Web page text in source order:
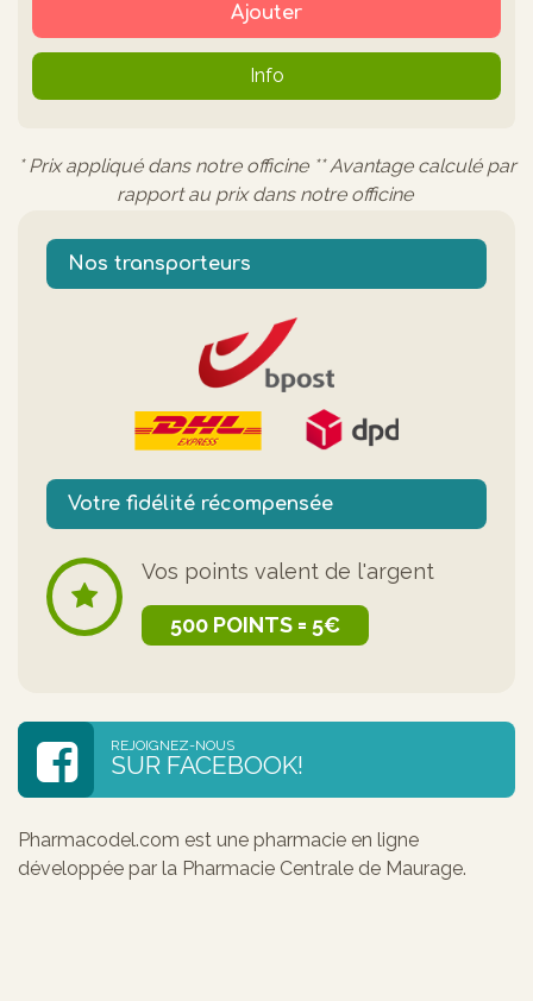
Ajouter
Info
* Prix appliqué dans notre officine ** Avantage calculé par
rapport au prix dans notre officine
Nos transporteurs
Votre fidélité récompensée
Vos points valent de l'argent
500 POINTS = 5€
REJOIGNEZ-NOUS
SUR FACEBOOK!
Pharmacodel.com est une pharmacie en ligne
développée par la Pharmacie Centrale de Maurage.